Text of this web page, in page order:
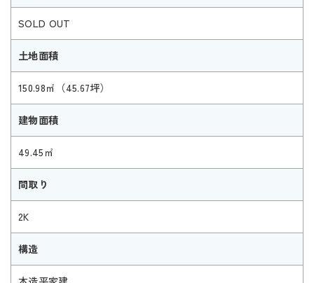
SOLD OUT
土地面積
150.98㎡（45.67坪）
建物面積
49.45㎡
間取り
2K
構造